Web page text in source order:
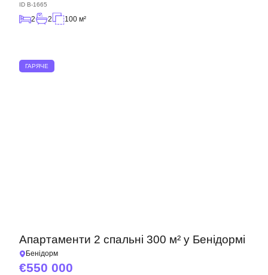
ID B-1665
2 2 100 м²
ГАРЯЧЕ
Апартаменти 2 спальні 300 м² у Бенідормі
Бенідорм
550 000